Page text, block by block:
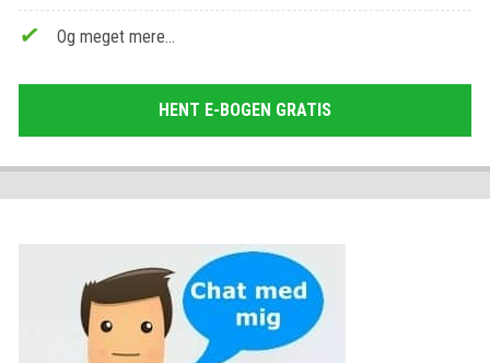
Og meget mere…
HENT E-BOGEN GRATIS